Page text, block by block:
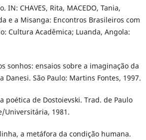
IN: CHAVES, Rita, MACEDO, Tania,
e a Misanga: Encontros Brasileiros com
Cultura Acadêmica; Luanda, Angola:
sonhos: ensaios sobre a imaginação da
Danesi. São Paulo: Martins Fontes, 1997.
poética de Dostoievski. Trad. de Paulo
Universitária, 1981.
a metáfora da condição humana.